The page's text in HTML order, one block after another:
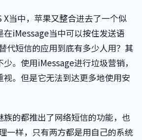
X当中，苹果又整合进去了一个似
在iMessage当中可以按住发送语
代短信的应用到底有多少人用？其
。使用iMessage进行垃圾营销，
视。但是它无法到达更多地使用安
族的都推出了网络短信的功能，也
一样，只有两方都是用自己的系统